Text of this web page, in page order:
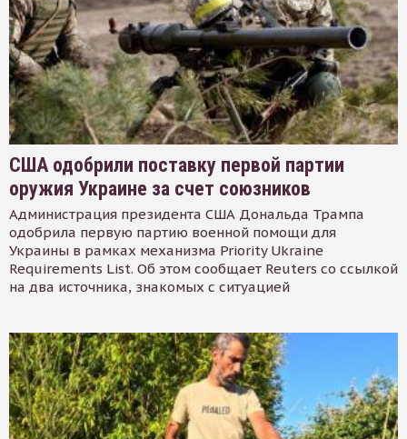
США одобрили поставку первой партии
оружия Украине за счет союзников
Администрация президента США Дональда Трампа
одобрила первую партию военной помощи для
Украины в рамках механизма Priority Ukraine
Requirements List. Об этом сообщает Reuters со ссылкой
на два источника, знакомых с ситуацией